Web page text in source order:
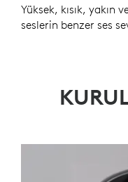
Yüksek, kısık, yakın
seslerin benzer ses